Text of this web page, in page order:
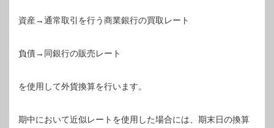
資産→通常取引を行う商業銀行の買取レート
負債→同銀行の販売レート
を使用して外貨換算を行います。
期中において近似レートを使用した場合には、期末日の換算